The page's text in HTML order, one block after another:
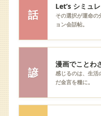
話
Let’s シミュ
その選択が運命の
ョン会話帖。
諺
漫画でことわ
感じるのは、生活
だ金言を糧に。